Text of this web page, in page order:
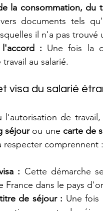
la consommation, du
documents tels
il n'a pas trouvé
: Une fois la
au salarié.
visa du salarié
l'autorisation de
séjour ou une carte de
respecter comprennent :
: Cette démarche
France dans le pays
de séjour : Une fois